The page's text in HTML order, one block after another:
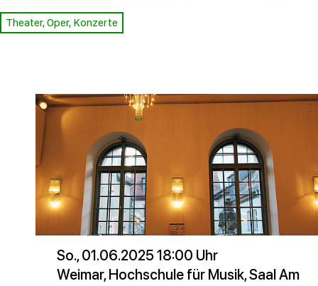
Theater, Oper, Konzerte
So., 01.06.2025 18:00 Uhr
Weimar, Hochschule für Musik, Saal Am